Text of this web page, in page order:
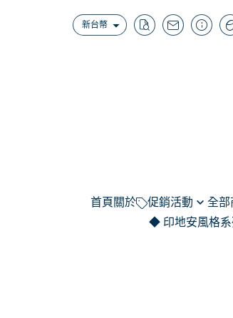
新台幣
首頁 關於 促銷活動 全部
◆ 印地安風格系